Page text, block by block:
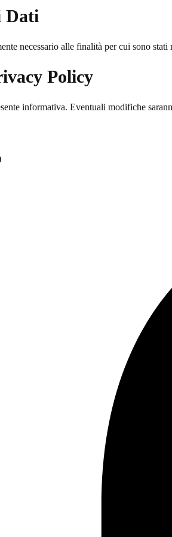
Dati
necessario alle finalità per cui sono
Policy
informativa. Eventuali modifiche